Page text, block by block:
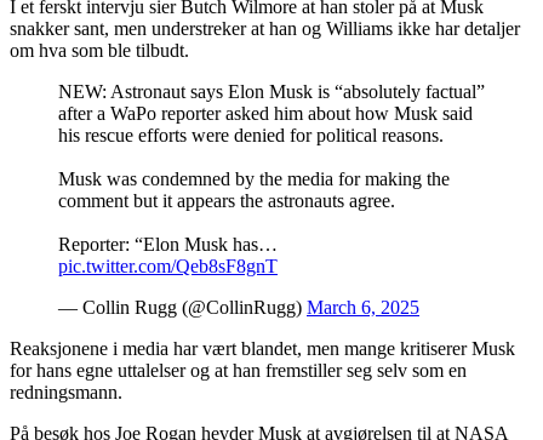
I et ferskt intervju sier Butch Wilmore at han stoler på at Musk
snakker sant, men understreker at han og Williams ikke har detaljer
om hva som ble tilbudt.
NEW: Astronaut says Elon Musk is “absolutely factual”
after a WaPo reporter asked him about how Musk said
his rescue efforts were denied for political reasons.
Musk was condemned by the media for making the
comment but it appears the astronauts agree.
Reporter: “Elon Musk has…
pic.twitter.com/Qeb8sF8gnT
— Collin Rugg (@CollinRugg) March 6, 2025
Reaksjonene i media har vært blandet, men mange kritiserer Musk
for hans egne uttalelser og at han fremstiller seg selv som en
redningsmann.
På besøk hos Joe Rogan hevder Musk at avgjørelsen til at NASA